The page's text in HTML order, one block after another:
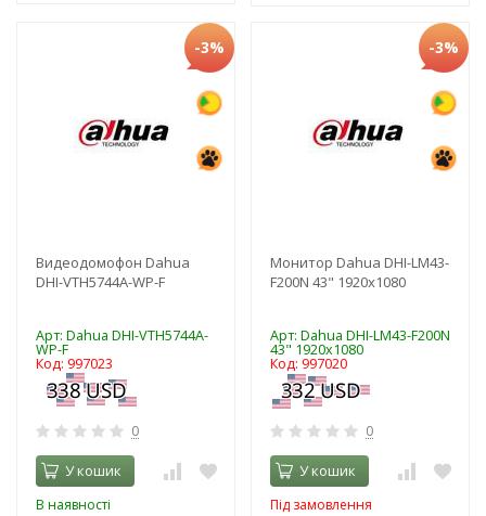
-3%
Видеодомофон Dahua
DHI-VTH5744A-WP-F
Арт: Dahua DHI-VTH5744A-
WP-F
Код: 997023
0
У кошик
В наявності
-3%
Монитор Dahua DHI-LM43-
F200N 43" 1920x1080
Арт: Dahua DHI-LM43-F200N
43" 1920x1080
Код: 997020
0
У кошик
Під замовлення